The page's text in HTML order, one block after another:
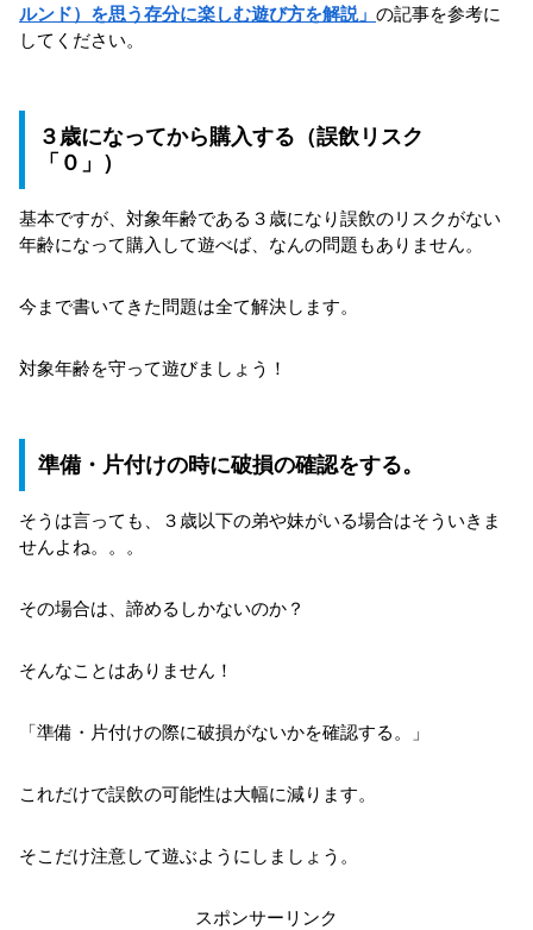
ルンド）を思う存分に楽しむ遊び方を解説」 の記事を参考に
してください。
３歳になってから購入する（誤飲リスク
「０」）
基本ですが、対象年齢である３歳になり誤飲のリスクがない
年齢になって購入して遊べば、なんの問題もありません。
今まで書いてきた問題は全て解決します。
対象年齢を守って遊びましょう！
準備・片付けの時に破損の確認をする。
そうは言っても、３歳以下の弟や妹がいる場合はそういきま
せんよね。。。
その場合は、諦めるしかないのか？
そんなことはありません！
「準備・片付けの際に破損がないかを確認する。」
これだけで誤飲の可能性は大幅に減ります。
そこだけ注意して遊ぶようにしましょう。
スポンサーリンク